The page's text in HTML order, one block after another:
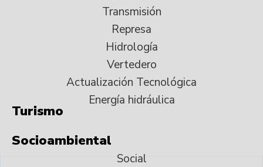
Transmisión
Represa
Hidrología
Vertedero
Actualización Tecnológica
Energía hidráulica
Turismo
Socioambiental
Social